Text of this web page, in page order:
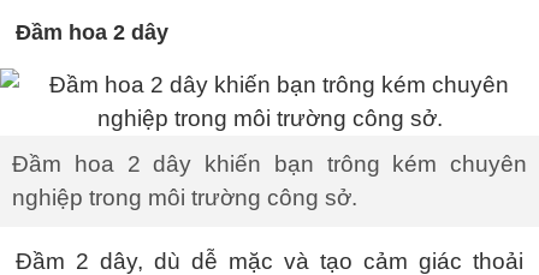
Đầm hoa 2 dây
Đầm hoa 2 dây khiến bạn trông kém chuyên
nghiệp trong môi trường công sở.
Đầm 2 dây, dù dễ mặc và tạo cảm giác thoải